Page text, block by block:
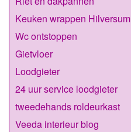
Keuken wrappen Hilversum
Wc ontstoppen
Gietvloer
Loodgieter
24 uur service loodgieter
tweedehands roldeurkast
Veeda interieur blog